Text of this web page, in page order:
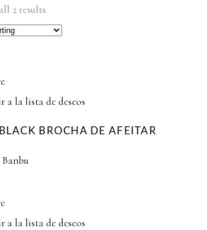
2 results
a la lista de deseos
BROCHA DE AFEITAR
Banbu
a la lista de deseos